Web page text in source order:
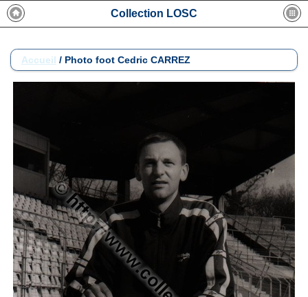
Collection LOSC
Accueil / Photo foot Cedric CARREZ